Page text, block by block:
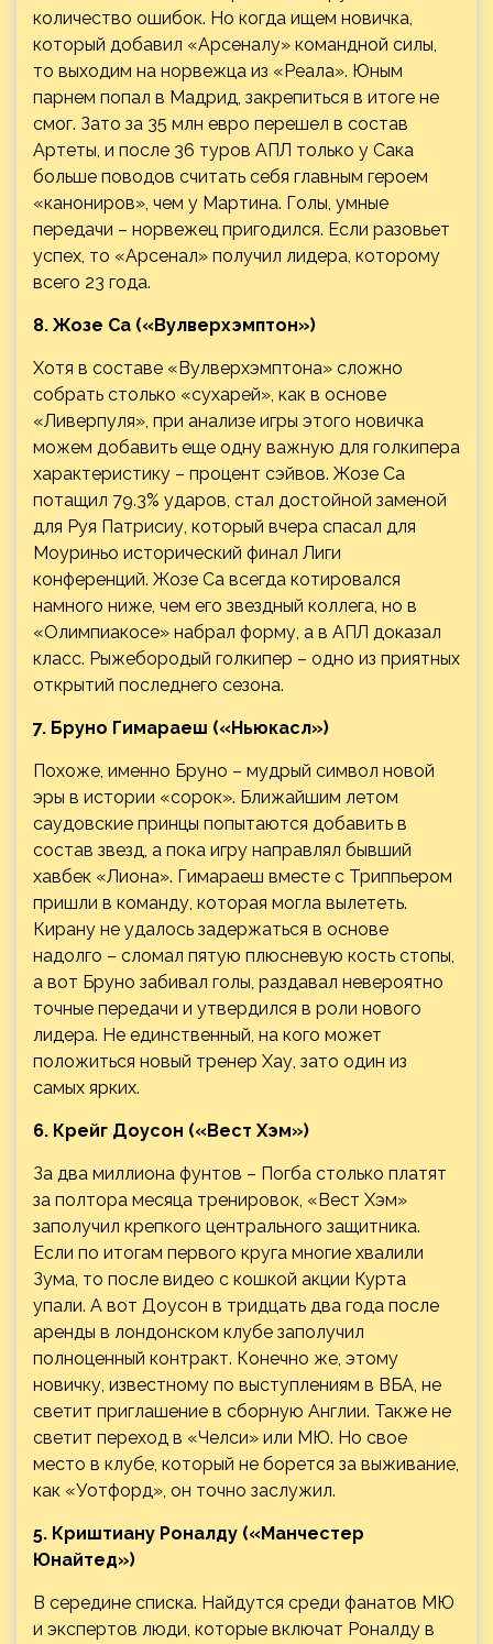
количество ошибок. Но когда ищем новичка,
который добавил «Арсеналу» командной силы,
то выходим на норвежца из «Реала». Юным
парнем попал в Мадрид, закрепиться в итоге не
смог. Зато за 35 млн евро перешел в состав
Артеты, и после 36 туров АПЛ только у Сака
больше поводов считать себя главным героем
«канониров», чем у Мартина. Голы, умные
передачи – норвежец пригодился. Если разовьет
успех, то «Арсенал» получил лидера, которому
всего 23 года.
8. Жозе Са («Вулверхэмптон»)
Хотя в составе «Вулверхэмптона» сложно
собрать столько «сухарей», как в основе
«Ливерпуля», при анализе игры этого новичка
можем добавить еще одну важную для голкипера
характеристику – процент сэйвов. Жозе Са
потащил 79.3% ударов, стал достойной заменой
для Руя Патрисиу, который вчера спасал для
Моуриньо исторический финал Лиги
конференций. Жозе Са всегда котировался
намного ниже, чем его звездный коллега, но в
«Олимпиакосе» набрал форму, а в АПЛ доказал
класс. Рыжебородый голкипер – одно из приятных
открытий последнего сезона.
7. Бруно Гимараеш («Ньюкасл»)
Похоже, именно Бруно – мудрый символ новой
эры в истории «сорок». Ближайшим летом
саудовские принцы попытаются добавить в
состав звезд, а пока игру направлял бывший
хавбек «Лиона». Гимараеш вместе с Триппьером
пришли в команду, которая могла вылететь.
Кирану не удалось задержаться в основе
надолго – сломал пятую плюсневую кость стопы,
а вот Бруно забивал голы, раздавал невероятно
точные передачи и утвердился в роли нового
лидера. Не единственный, на кого может
положиться новый тренер Хау, зато один из
самых ярких.
6. Крейг Доусон («Вест Хэм»)
За два миллиона фунтов – Погба столько платят
за полтора месяца тренировок, «Вест Хэм»
заполучил крепкого центрального защитника.
Если по итогам первого круга многие хвалили
Зума, то после видео с кошкой акции Курта
упали. А вот Доусон в тридцать два года после
аренды в лондонском клубе заполучил
полноценный контракт. Конечно же, этому
новичку, известному по выступлениям в ВБА, не
светит приглашение в сборную Англии. Также не
светит переход в «Челси» или МЮ. Но свое
место в клубе, который не борется за выживание,
как «Уотфорд», он точно заслужил.
5. Криштиану Роналду («Манчестер
Юнайтед»)
В середине списка. Найдутся среди фанатов МЮ
и экспертов люди, которые включат Роналду в